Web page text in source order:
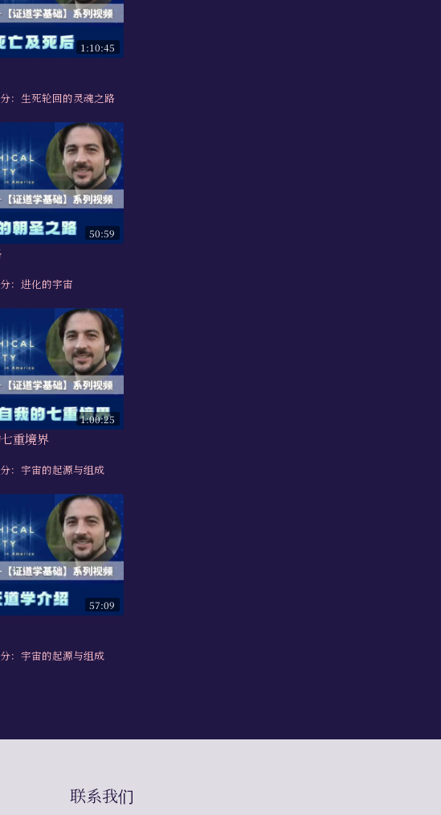
1:10:45
：生死轮回的灵魂之路
50:59
：进化的宇宙
1:00:25
重境界
：宇宙的起源与组成
57:09
：宇宙的起源与组成
联系我们